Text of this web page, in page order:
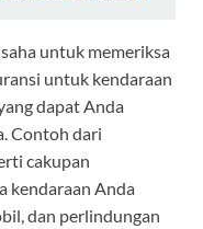
untuk memeriksa
untuk kendaraan
dapat Anda
Contoh dari
cakupan
kendaraan Anda
dan perlindungan